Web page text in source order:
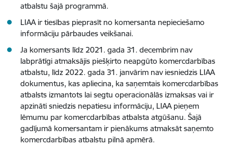
atbalstu šajā programmā.
LIAA ir tiesības pieprasīt no komersanta nepieciešamo
informāciju pārbaudes veikšanai.
Ja komersants līdz 2021. gada 31. decembrim nav
labprātīgi atmaksājis piešķirto neapgūto komercdarbības
atbalstu, līdz 2022. gada 31. janvārim nav iesniedzis LIAA
dokumentus, kas apliecina, ka saņemtais komercdarbības
atbalsts izmantots lai segtu operacionālās izmaksas vai ir
apzināti sniedzis nepatiesu informāciju, LIAA pieņem
lēmumu par komercdarbības atbalsta atgūšanu. Šajā
gadījumā komersantam ir pienākums atmaksāt saņemto
komercdarbības atbalstu pilnā apmērā.